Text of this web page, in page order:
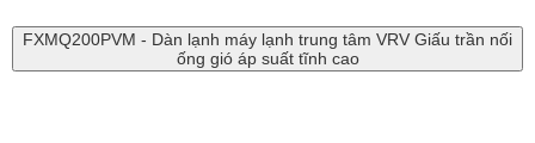
FXMQ200PVM - Dàn lạnh máy lạnh trung tâm VRV Giấu trần nối
ống gió áp suất tĩnh cao